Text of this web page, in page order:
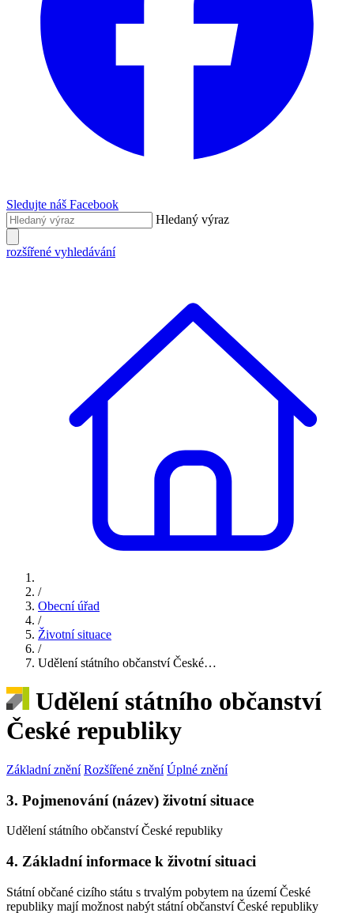
Sledujte náš Facebook
Hledaný výraz
rozšířené vyhledávání
/
Obecní úřad
/
Životní situace
/
Udělení státního občanství České…
Udělení státního občanství
České republiky
Základní znění Rozšířené znění Úplné znění
3. Pojmenování (název) životní situace
Udělení státního občanství České republiky
4. Základní informace k životní situaci
Státní občané cizího státu s trvalým pobytem na území České
republiky mají možnost nabýt státní občanství České republiky